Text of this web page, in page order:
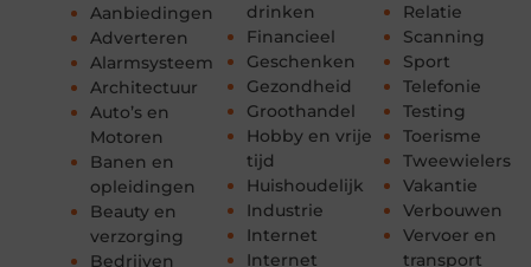
Aanbiedingen
Adverteren
Alarmsysteem
Architectuur
Auto’s en
Motoren
Banen en
opleidingen
Beauty en
verzorging
Bedrijven
drinken
Financieel
Geschenken
Gezondheid
Groothandel
Hobby en vrije
tijd
Huishoudelijk
Industrie
Internet
Internet
Relatie
Scanning
Sport
Telefonie
Testing
Toerisme
Tweewielers
Vakantie
Verbouwen
Vervoer en
transport